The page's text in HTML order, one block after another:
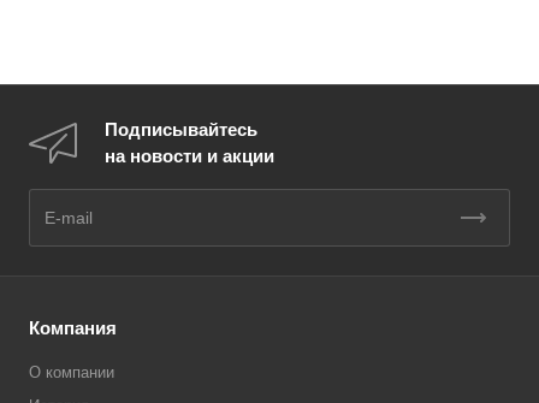
Подписывайтесь
на новости и акции
Компания
О компании